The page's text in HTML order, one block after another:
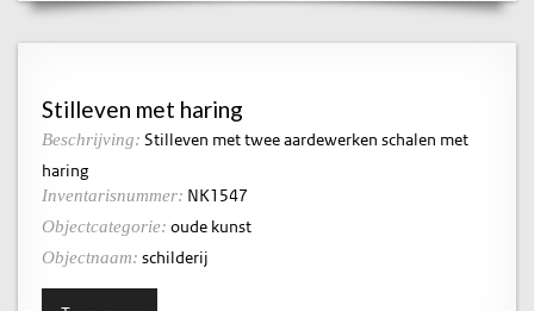
Stilleven met haring
Beschrijving: Stilleven met twee aardewerken schalen met
haring
Inventarisnummer: NK1547
Objectcategorie: oude kunst
Objectnaam: schilderij